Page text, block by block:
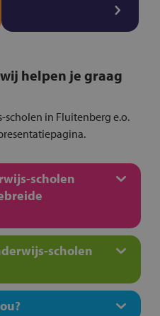
helpen je graag
scholen in Fluitenberg e.o.
scholen
scholen